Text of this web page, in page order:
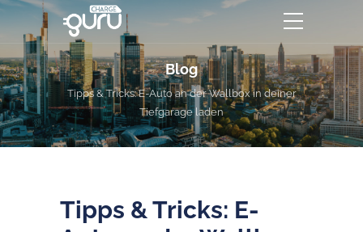
Blog
Tipps & Tricks: E-Auto an der Wallbox in deiner
Tiefgarage laden
Tipps & Tricks: E-